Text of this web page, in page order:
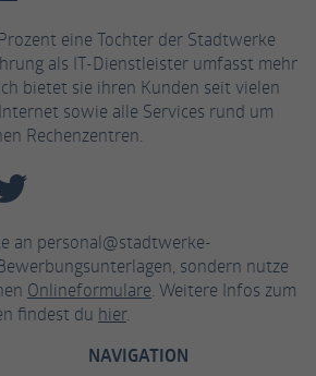
eine Tochter der Stadtwerke
als IT-Dienstleister umfasst mehr
bietet sie ihren Kunden seit vielen
sowie alle Services rund um
Rechenzentren.
an personal@stadtwerke-
sondern nutze
Onlineformulare . Weitere Infos zum
findest du hier.
NAVIGATION
ist ein von Google Analytics gesetztes
vom Mustertyp, bei dem das
auf dem Namen die
der Website enthält, auf das es sich
Es scheint eine Variation des _gat-
Google auf Websites mit hohem Traffic-
aufgezeichnete Datenmenge zu